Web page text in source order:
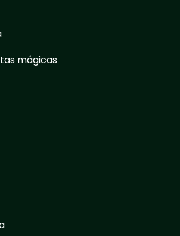
mágicas